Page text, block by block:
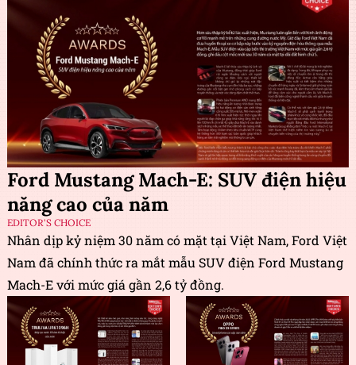
Ford Mustang Mach-E: SUV điện hiệu
năng cao của năm
EDITOR'S CHOICE
Nhân dịp kỷ niệm 30 năm có mặt tại Việt Nam, Ford Việt
Nam đã chính thức ra mắt mẫu SUV điện Ford Mustang
Mach-E với mức giá gần 2,6 tỷ đồng.